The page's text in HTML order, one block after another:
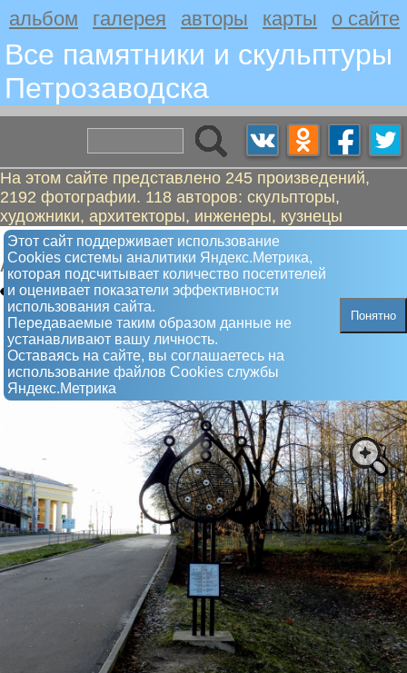
альбом галерея авторы карты о сайте
Все памятники и скульптуры
Петрозаводскa
На этом сайте представлено 245 произведений,
2192 фотографии. 118 авторов: скульпторы,
художники, архитекторы, инженеры, кузнецы
Этот сайт поддерживает использование
Сookies системы аналитики Яндекс.Метрика,
которая подсчитывает количество посетителей
и оценивает показатели эффективности
использования сайта.
Передаваемые таким образом данные не
устанавливают вашу личность.
Оставаясь на сайте, вы соглашаетесь на
использование файлов Сookies службы
Яндекс.Метрика
Понятно
Купола
Арт-объект